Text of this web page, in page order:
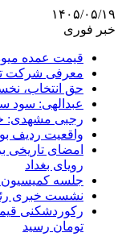
۱۴۰۵/۰۵/۱۹
خبر فوری
قیمت عمده
معرفی شرکت
حق انتخاب،
عبدالهی: سود
رجبی مشهدی: خاموشی‌ها تا ۲
واقعیت ردیف
امضای
رویای بغداد
جلسه کمیسیون
نشست خبری
تومان رسید